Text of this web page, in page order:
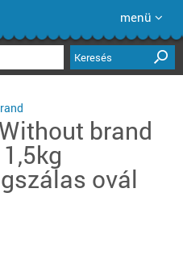
menü
Keresés
brand
ovál